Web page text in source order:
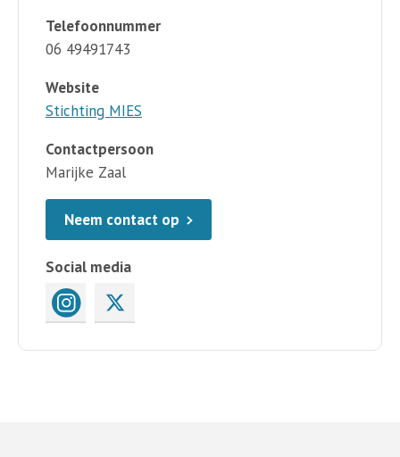
Telefoonnummer
06 49491743
Website
Stichting MIES
Contactpersoon
Marijke Zaal
Neem contact op
Social media